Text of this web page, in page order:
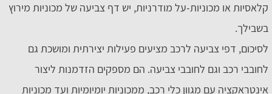
קלאסיות או מכוניות-על מודרניות, יש דף צביעה של מכוניות מירוץ
בשבילך.
לסיכום, דפי צביעה לרכב מציעים פעילות יצירתית ומושכת גם
לחובבי רכב וגם לחובבי צביעה. הם מספקים הזדמנות ליצור
אינטראקציה עם מגוון כלי רכב, ממכוניות יומיומיות ועד מכוניות